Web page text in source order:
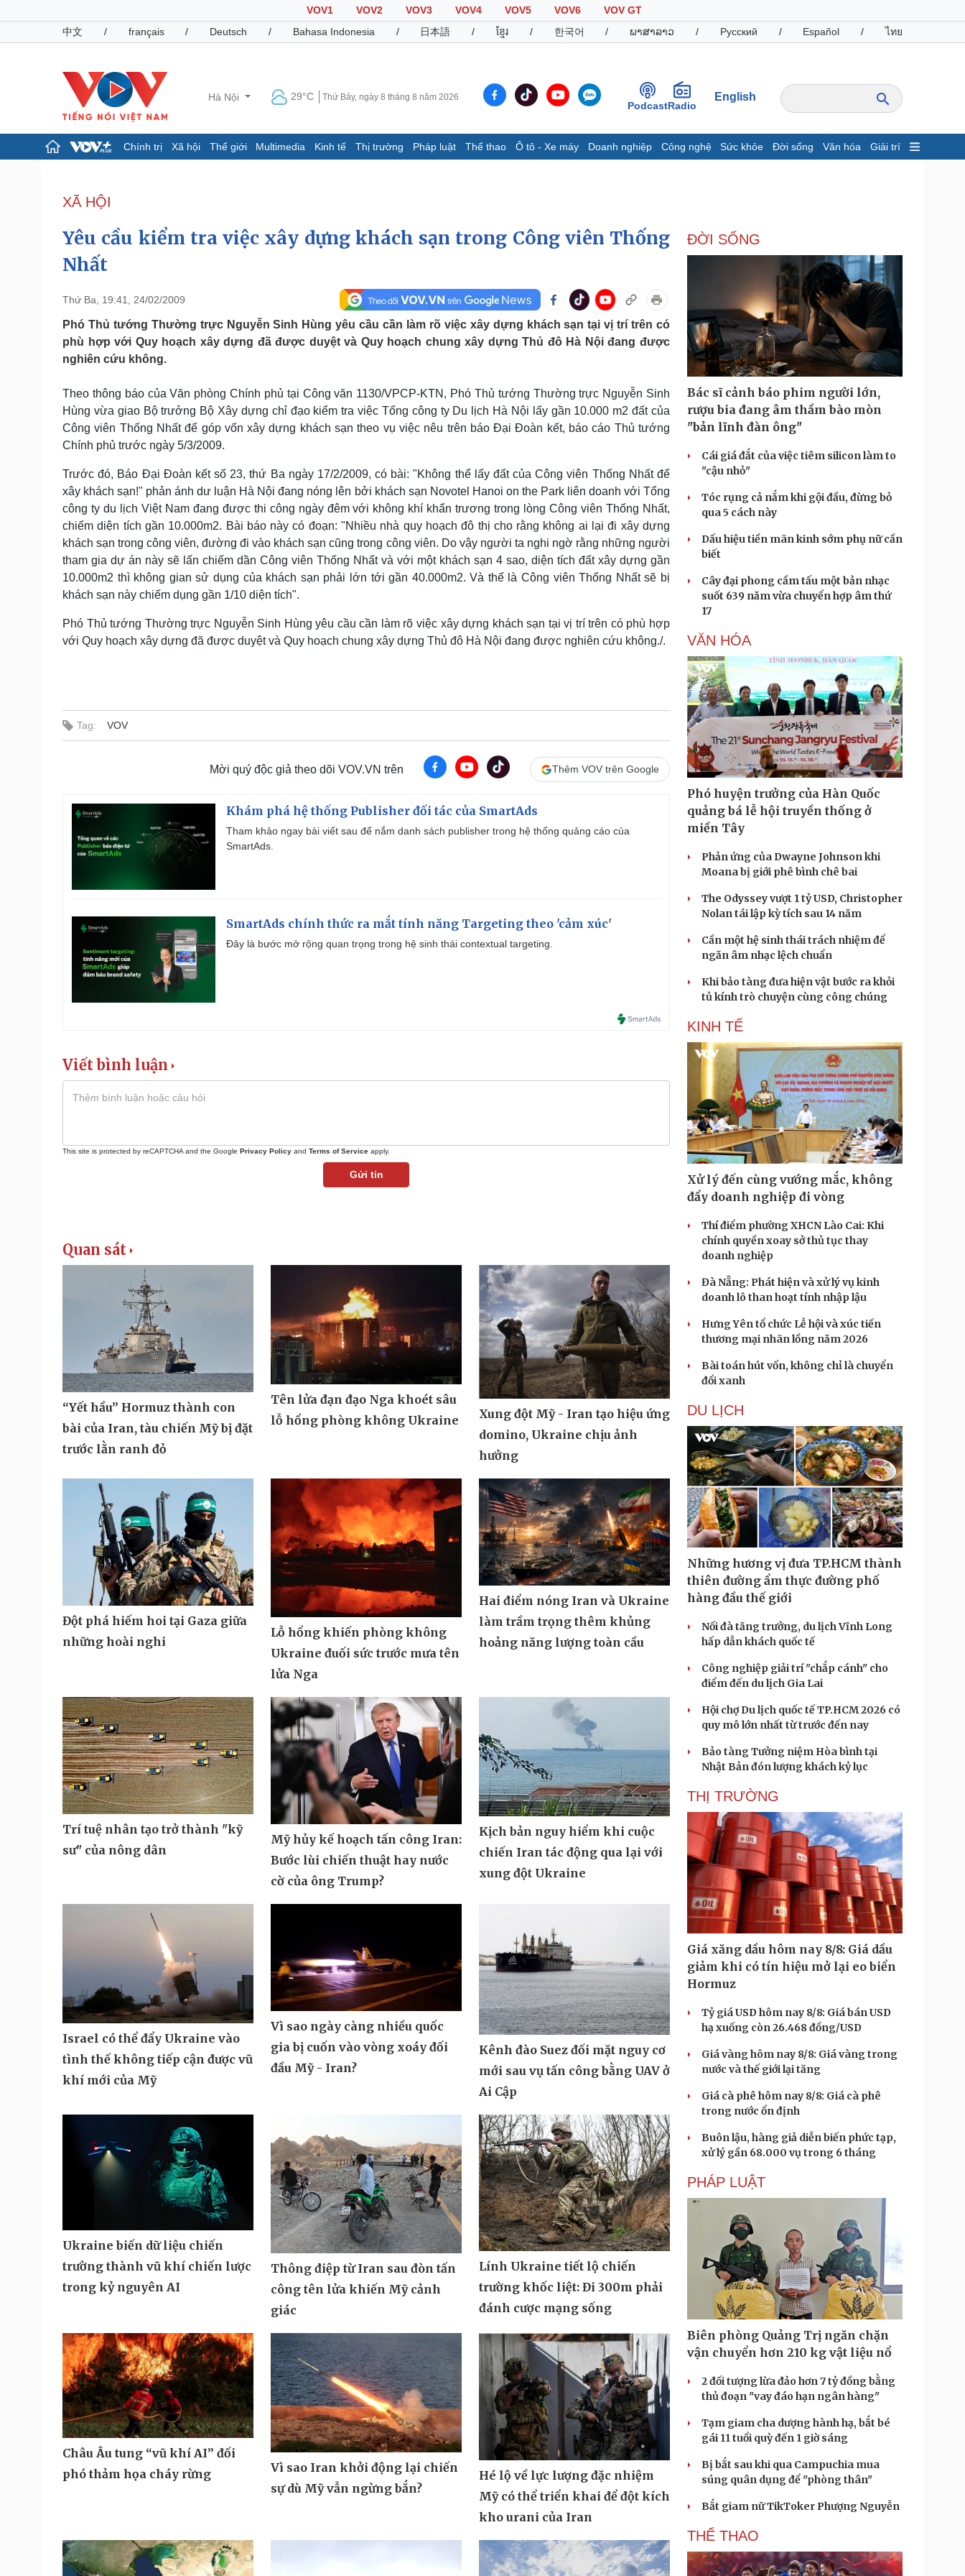
VOV1 VOV2 VOV3 VOV4 VOV5 VOV6
VOV GT
中文
/ français / Deutsch / Bahasa Indonesia / 日本語 / ខ្មែរ / 한국어 / ພາສາລາວ / Русский / Español / ไทย
Hà Nội 29°C Thứ Bảy, ngày 8 tháng 8 năm 2026
PodcastRadio
English
Chính trị Xã hội Thế giới Multimedia Kinh tế Thị trường Pháp luật Thể thao Ô tô - Xe máy Doanh nghiệp Công nghệ Sức khỏe Đời sống Văn hóa Giải trí
Đảng
Tổ chức nhân sự
Nhận diện sự thật
Dấu ấn VOV
Infographic
Giá cà phê
Pháp luật
Tin nóng
Tư vấn luật
Việt Nam
Phân tích
Thể thao
Lịch thi đấu bóng đá
Thế giới thể thao
Ô tô - Xe máy
Xe máy
Tư vấn
Doanh nghiệp
Thông tin doanh nghiệp
Doanh nghiệp 24h
Doanh nhân
Vì cộng đồng
Công nghệ
Sành điệu
Tin Công nghệ
Trải nghiệm
Chuyển đổi số
Sức khỏe
Dinh dưỡng - món ngon
Cây thuốc
Sản phụ khoa
Nam khoa
Làm đẹp - giảm cân
Phòng mạch online
Ăn sạch sống khỏe
Đời sống
Nhà đẹp
Blog
Tình yêu - Gia đình
Văn hóa
Sân khấu - Điện ảnh
Văn học
Giải trí
Nghệ sĩ
Thời trang
Du lịch
Săn Tour
Podcast
Đọc truyện đêm khuya
Cửa sổ tình yêu
Kể chuyện cho bé
Cải chính
XÃ HỘI
Yêu cầu kiểm tra việc xây dựng khách sạn trong Công viên Thống
Nhất
Thứ Ba, 19:41, 24/02/2009
Phó Thủ tướng Thường trực Nguyễn Sinh Hùng yêu cầu cần làm rõ việc xây dựng khách sạn tại vị trí trên có
phù hợp với Quy hoạch xây dựng đã được duyệt và Quy hoạch chung xây dựng Thủ đô Hà Nội đang được
nghiên cứu không.
Theo thông báo của Văn phòng Chính phủ tại Công văn 1130/VPCP-KTN, Phó Thủ tướng Thường trực Nguyễn Sinh
Hùng vừa giao Bộ trưởng Bộ Xây dựng chỉ đạo kiểm tra việc Tổng công ty Du lịch Hà Nội lấy gần 10.000 m2 đất của
Công viên Thống Nhất để góp vốn xây dựng khách sạn theo vụ việc nêu trên báo Đại Đoàn kết, báo cáo Thủ tướng
Chính phủ trước ngày 5/3/2009.
Trước đó, Báo Đại Đoàn kết số 23, thứ Ba ngày 17/2/2009, có bài: "Không thể lấy đất của Công viên Thống Nhất để
xây khách sạn!" phản ánh dư luận Hà Nội đang nóng lên bởi khách sạn Novotel Hanoi on the Park liên doanh với Tổng
công ty du lịch Việt Nam đang được thi công ngày đêm với không khí khẩn trương trong lòng Công viên Thống Nhất,
chiếm diện tích gần 10.000m2. Bài báo này có đoạn: "Nhiều nhà quy hoạch đô thị cho rằng không ai lại đi xây dựng
khách sạn trong công viên, đường đi vào khách sạn cũng trong công viên. Do vậy người ta nghi ngờ rằng những người
tham gia dự án này sẽ lấn chiếm dần Công viên Thống Nhất và với một khách sạn 4 sao, diện tích đất xây dựng gần
10.000m2 thì không gian sử dụng của khách sạn phải lớn tới gần 40.000m2. Và thế là Công viên Thống Nhất sẽ bị
khách sạn này chiếm dụng gần 1/10 diện tích".
Phó Thủ tướng Thường trực Nguyễn Sinh Hùng yêu cầu cần làm rõ việc xây dựng khách sạn tại vị trí trên có phù hợp
với Quy hoạch xây dựng đã được duyệt và Quy hoạch chung xây dựng Thủ đô Hà Nội đang được nghiên cứu không./.
Tag: VOV
Mời quý độc giả theo dõi VOV.VN trên Thêm VOV trên Google
Khám phá hệ thống Publisher đối tác của SmartAds
Tham khảo ngay bài viết sau để nắm danh sách publisher trong hệ thống quảng cáo của
SmartAds.
SmartAds chính thức ra mắt tính năng Targeting theo 'cảm xúc'
Đây là bước mở rộng quan trọng trong hệ sinh thái contextual targeting.
Viết bình luận
This site is protected by reCAPTCHA and the Google Privacy Policy and Terms of Service apply.
Gửi tin
Quan sát
“Yết hầu” Hormuz thành con
bài của Iran, tàu chiến Mỹ bị đặt
trước lằn ranh đỏ
Tên lửa đạn đạo Nga khoét sâu
lỗ hổng phòng không Ukraine
Xung đột Mỹ - Iran tạo hiệu ứng
domino, Ukraine chịu ảnh
hưởng
Đột phá hiếm hoi tại Gaza giữa
những hoài nghi
Lỗ hổng khiến phòng không
Ukraine đuối sức trước mưa tên
lửa Nga
Hai điểm nóng Iran và Ukraine
làm trầm trọng thêm khủng
hoảng năng lượng toàn cầu
Trí tuệ nhân tạo trở thành "kỹ
sư" của nông dân
Mỹ hủy kế hoạch tấn công Iran:
Bước lùi chiến thuật hay nước
cờ của ông Trump?
Kịch bản nguy hiểm khi cuộc
chiến Iran tác động qua lại với
xung đột Ukraine
Israel có thể đẩy Ukraine vào
tình thế không tiếp cận được vũ
khí mới của Mỹ
Vì sao ngày càng nhiều quốc
gia bị cuốn vào vòng xoáy đối
đầu Mỹ - Iran?
Kênh đào Suez đối mặt nguy cơ
mới sau vụ tấn công bằng UAV ở
Ai Cập
Ukraine biến dữ liệu chiến
trường thành vũ khí chiến lược
trong kỷ nguyên AI
Thông điệp từ Iran sau đòn tấn
công tên lửa khiến Mỹ cảnh
giác
Lính Ukraine tiết lộ chiến
trường khốc liệt: Đi 300m phải
đánh cược mạng sống
Châu Âu tung “vũ khí AI” đối
phó thảm họa cháy rừng
Vì sao Iran khởi động lại chiến
sự dù Mỹ vẫn ngừng bắn?
Hé lộ về lực lượng đặc nhiệm
Mỹ có thể triển khai để đột kích
kho urani của Iran
ĐỜI SỐNG
Bác sĩ cảnh báo phim người lớn,
rượu bia đang âm thầm bào mòn
"bản lĩnh đàn ông"
Cái giá đắt của việc tiêm silicon làm to
"cậu nhỏ"
Tóc rụng cả nắm khi gội đầu, đừng bỏ
qua 5 cách này
Dấu hiệu tiền mãn kinh sớm phụ nữ cần
biết
Cây đại phong cầm tấu một bản nhạc
suốt 639 năm vừa chuyển hợp âm thứ
17
VĂN HÓA
Phó huyện trưởng của Hàn Quốc
quảng bá lễ hội truyền thống ở
miền Tây
Phản ứng của Dwayne Johnson khi
Moana bị giới phê bình chê bai
The Odyssey vượt 1 tỷ USD, Christopher
Nolan tái lập kỳ tích sau 14 năm
Cần một hệ sinh thái trách nhiệm để
ngăn âm nhạc lệch chuẩn
Khi bảo tàng đưa hiện vật bước ra khỏi
tủ kính trò chuyện cùng công chúng
KINH TẾ
Xử lý đến cùng vướng mắc, không
đẩy doanh nghiệp đi vòng
Thí điểm phường XHCN Lào Cai: Khi
chính quyền xoay sở thủ tục thay
doanh nghiệp
Đà Nẵng: Phát hiện và xử lý vụ kinh
doanh lô than hoạt tính nhập lậu
Hưng Yên tổ chức Lễ hội và xúc tiến
thương mại nhãn lồng năm 2026
Bài toán hút vốn, không chỉ là chuyển
đổi xanh
DU LỊCH
Những hương vị đưa TP.HCM thành
thiên đường ẩm thực đường phố
hàng đầu thế giới
Nối đà tăng trưởng, du lịch Vĩnh Long
hấp dẫn khách quốc tế
Công nghiệp giải trí "chắp cánh" cho
điểm đến du lịch Gia Lai
Hội chợ Du lịch quốc tế TP.HCM 2026 có
quy mô lớn nhất từ trước đến nay
Bảo tàng Tưởng niệm Hòa bình tại
Nhật Bản đón lượng khách kỷ lục
THỊ TRƯỜNG
Giá xăng dầu hôm nay 8/8: Giá dầu
giảm khi có tín hiệu mở lại eo biển
Hormuz
Tỷ giá USD hôm nay 8/8: Giá bán USD
hạ xuống còn 26.468 đồng/USD
Giá vàng hôm nay 8/8: Giá vàng trong
nước và thế giới lại tăng
Giá cà phê hôm nay 8/8: Giá cà phê
trong nước ổn định
Buôn lậu, hàng giả diễn biến phức tạp,
xử lý gần 68.000 vụ trong 6 tháng
PHÁP LUẬT
Biên phòng Quảng Trị ngăn chặn
vận chuyển hơn 210 kg vật liệu nổ
2 đối tượng lừa đảo hơn 7 tỷ đồng bằng
thủ đoạn "vay đáo hạn ngân hàng"
Tạm giam cha dượng hành hạ, bắt bé
gái 11 tuổi quỳ đến 1 giờ sáng
Bị bắt sau khi qua Campuchia mua
súng quân dụng để "phòng thân"
Bắt giam nữ TikToker Phượng Nguyễn
THỂ THAO